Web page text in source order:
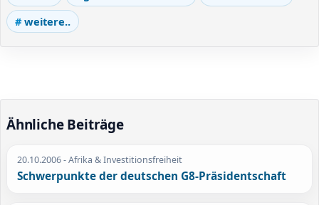
weitere..
Ähnliche Beiträge
20.10.2006- Afrika & Investitionsfreiheit
Schwerpunkte der deutschen G8-Präsidentschaft